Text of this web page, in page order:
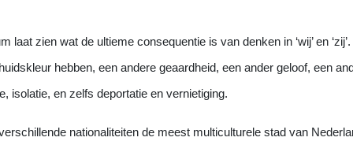
laat zien wat de ultieme consequentie is van denken in ‘wij’ en
hebben, een andere geaardheid, een ander geloof, een
isolatie, en zelfs deportatie en vernietiging.
nationaliteiten de meest multiculturele stad van